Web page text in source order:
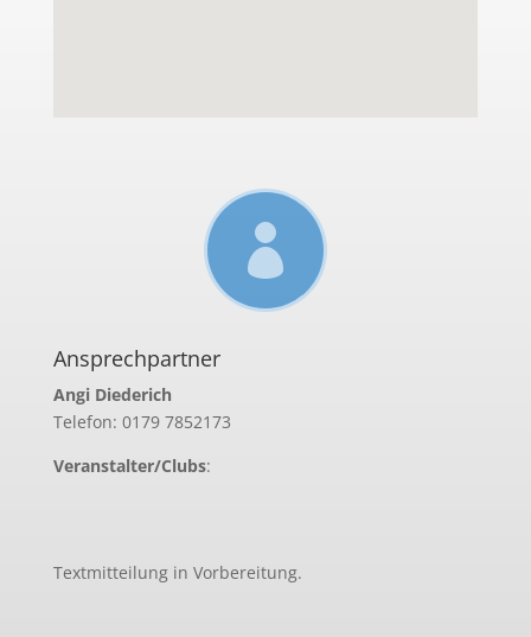

Ansprechpartner
Angi Diederich
Telefon: 0179 7852173
Veranstalter/Clubs:
Textmitteilung in Vorbereitung.